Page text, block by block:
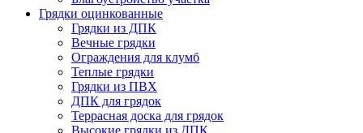
Грядки оцинкованные
Грядки из ДПК
Вечные грядки
Ограждения для клумб
Теплые грядки
Грядки из ПВХ
ДПК для грядок
Террасная доска для грядок
Высокие грядки из ДПК